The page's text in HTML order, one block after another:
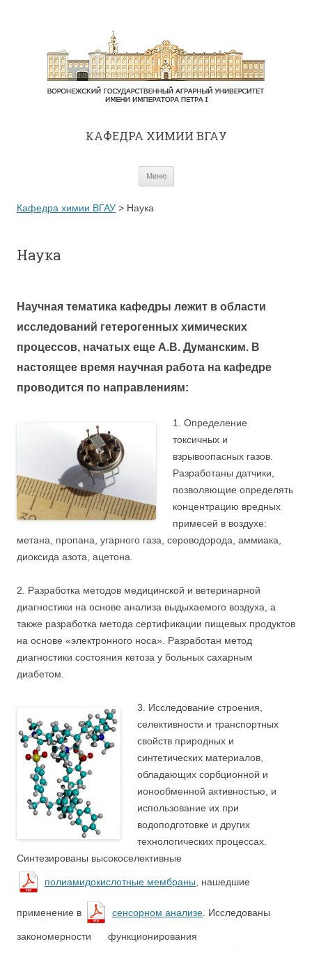
КАФЕДРА ХИМИИ ВГАУ
Меню
Кафедра химии ВГАУ > Наука
Наука
Научная тематика кафедры лежит в области
исследований гетерогенных химических
процессов, начатых еще А.В. Думанским. В
настоящее время научная работа на кафедре
проводится по направлениям:
1. Определение
токсичных и
взрывоопасных газов.
Разработаны датчики,
позволяющие определять
концентрацию вредных
примесей в воздухе:
метана, пропана, угарного газа, сероводорода, аммиака,
диоксида азота, ацетона.
2. Разработка методов медицинской и ветеринарной
диагностики на основе анализа выдыхаемого воздуха, а
также разработка метода сертификации пищевых продуктов
на основе «электронного носа». Разработан метод
диагностики состояния кетоза у больных сахарным
диабетом.
3. Исследование строения,
селективности и транспортных
свойств природных и
синтетических материалов,
обладающих сорбционной и
ионообменной активностью, и
использование их при
водоподготовке и других
технологических процессах.
Синтезированы высокоселективные
полиамидокислотные мембраны , нашедшие
применение в сенсорном анализе . Исследованы
закономерности функционирования